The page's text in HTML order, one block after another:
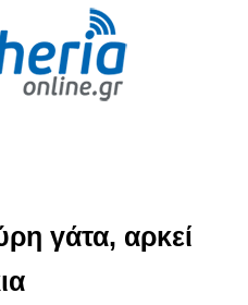
γάτα, αρκεί